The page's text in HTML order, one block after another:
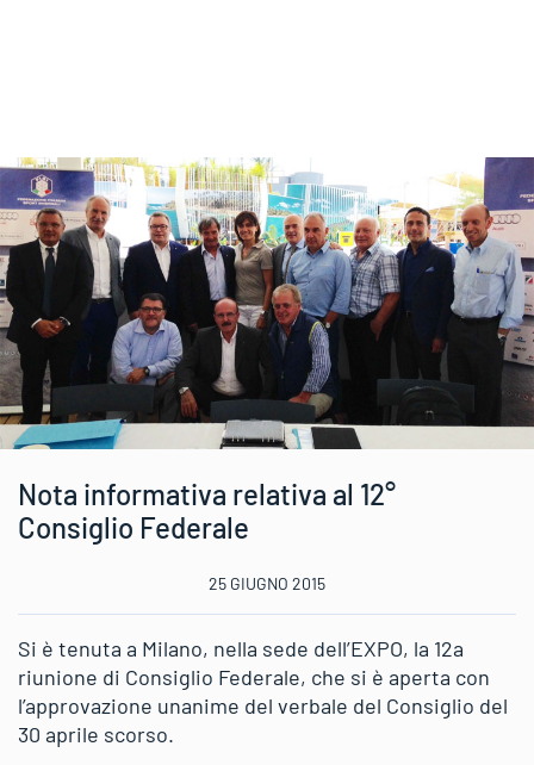
Nota informativa relativa al 12°
Consiglio Federale
25 GIUGNO 2015
Si è tenuta a Milano, nella sede dell’EXPO, la 12a
riunione di Consiglio Federale, che si è aperta con
l’approvazione unanime del verbale del Consiglio del
30 aprile scorso.